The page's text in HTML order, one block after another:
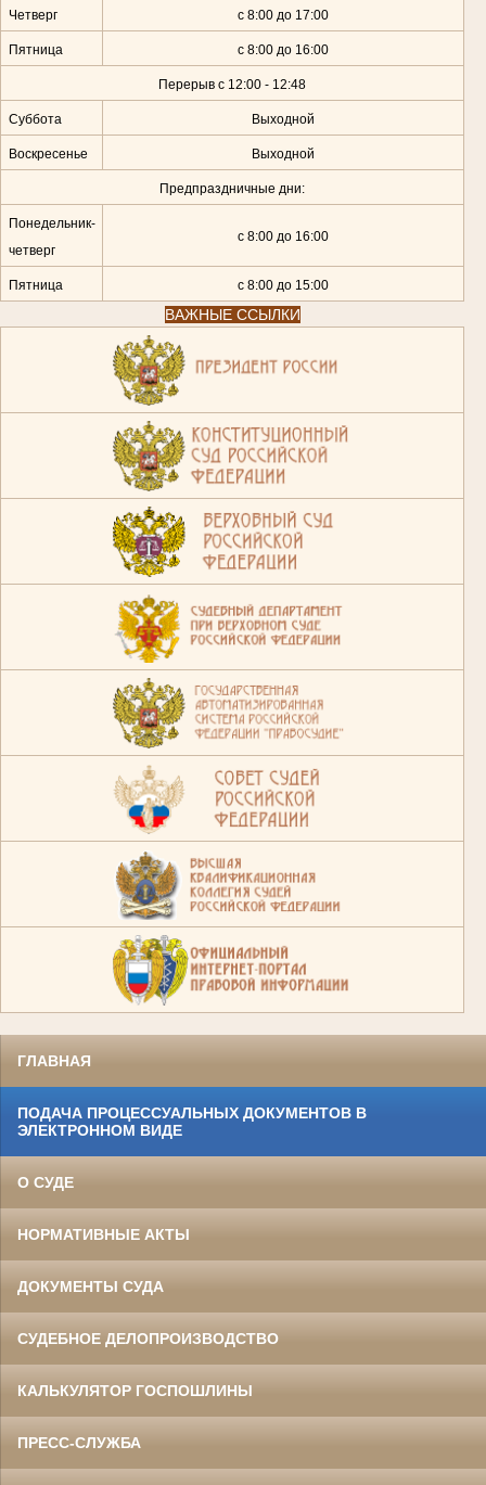
Четверг с 8:00 до 17:00
Пятница с 8:00 до 16:00
Перерыв с 12:00 - 12:48
Суббота Выходной
Воскресенье Выходной
Предпраздничные дни:
Понедельник-
четверг
с 8:00 до 16:00
Пятница с 8:00 до 15:00
ВАЖНЫЕ ССЫЛКИ
ГЛАВНАЯ
ПОДАЧА ПРОЦЕССУАЛЬНЫХ ДОКУМЕНТОВ В
ЭЛЕКТРОННОМ ВИДЕ
О СУДЕ
НОРМАТИВНЫЕ АКТЫ
ДОКУМЕНТЫ СУДА
СУДЕБНОЕ ДЕЛОПРОИЗВОДСТВО
КАЛЬКУЛЯТОР ГОСПОШЛИНЫ
ПРЕСС-СЛУЖБА